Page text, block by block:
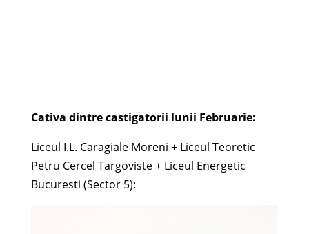
Cativa dintre castigatorii lunii Februarie:
Liceul I.L. Caragiale Moreni + Liceul Teoretic
Petru Cercel Targoviste + Liceul Energetic
Bucuresti (Sector 5):